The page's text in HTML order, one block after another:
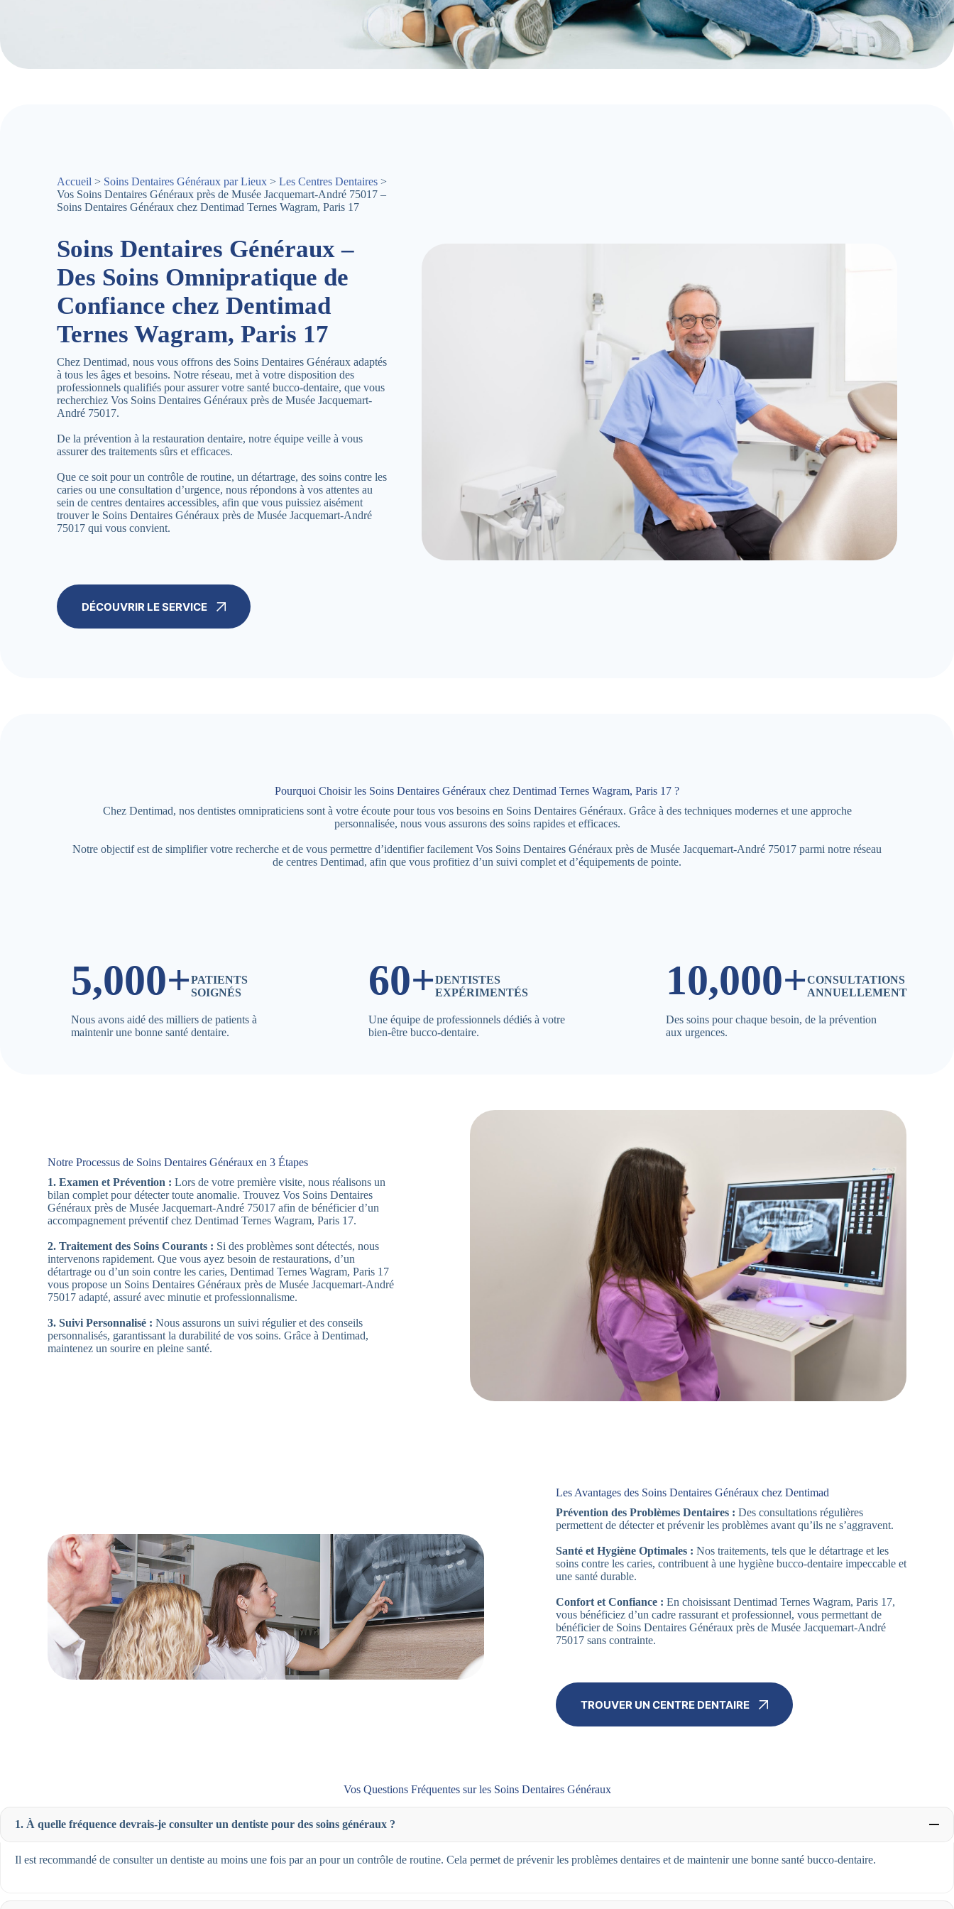
Accueil > Soins Dentaires Généraux par Lieux > Les Centres Dentaires >
Vos Soins Dentaires Généraux près de Musée Jacquemart-André 75017 –
Soins Dentaires Généraux chez Dentimad Ternes Wagram, Paris 17
Soins Dentaires Généraux –
Des Soins Omnipratique de
Confiance chez Dentimad
Ternes Wagram, Paris 17
Chez Dentimad, nous vous offrons des Soins Dentaires Généraux adaptés
à tous les âges et besoins. Notre réseau, met à votre disposition des
professionnels qualifiés pour assurer votre santé bucco-dentaire, que vous
recherchiez Vos Soins Dentaires Généraux près de Musée Jacquemart-
André 75017.
De la prévention à la restauration dentaire, notre équipe veille à vous
assurer des traitements sûrs et efficaces.
Que ce soit pour un contrôle de routine, un détartrage, des soins contre les
caries ou une consultation d’urgence, nous répondons à vos attentes au
sein de centres dentaires accessibles, afin que vous puissiez aisément
trouver le Soins Dentaires Généraux près de Musée Jacquemart-André
75017 qui vous convient.
DÉCOUVRIR LE SERVICE
Pourquoi Choisir les Soins Dentaires Généraux chez Dentimad Ternes Wagram, Paris 17 ?
Chez Dentimad, nos dentistes omnipraticiens sont à votre écoute pour tous vos besoins en Soins Dentaires Généraux. Grâce à des techniques modernes et une approche
personnalisée, nous vous assurons des soins rapides et efficaces.
Notre objectif est de simplifier votre recherche et de vous permettre d’identifier facilement Vos Soins Dentaires Généraux près de Musée Jacquemart-André 75017 parmi notre réseau
de centres Dentimad, afin que vous profitiez d’un suivi complet et d’équipements de pointe.
5,000+PATIENTS
SOIGNÉS
Nous avons aidé des milliers de patients à
maintenir une bonne santé dentaire.
60+DENTISTES
EXPÉRIMENTÉS
Une équipe de professionnels dédiés à votre
bien-être bucco-dentaire.
10,000+CONSULTATIONS
ANNUELLEMENT
Des soins pour chaque besoin, de la prévention
aux urgences.
Notre Processus de Soins Dentaires Généraux en 3 Étapes
1. Examen et Prévention : Lors de votre première visite, nous réalisons un
bilan complet pour détecter toute anomalie. Trouvez Vos Soins Dentaires
Généraux près de Musée Jacquemart-André 75017 afin de bénéficier d’un
accompagnement préventif chez Dentimad Ternes Wagram, Paris 17.
2. Traitement des Soins Courants : Si des problèmes sont détectés, nous
intervenons rapidement. Que vous ayez besoin de restaurations, d’un
détartrage ou d’un soin contre les caries, Dentimad Ternes Wagram, Paris 17
vous propose un Soins Dentaires Généraux près de Musée Jacquemart-André
75017 adapté, assuré avec minutie et professionnalisme.
3. Suivi Personnalisé : Nous assurons un suivi régulier et des conseils
personnalisés, garantissant la durabilité de vos soins. Grâce à Dentimad,
maintenez un sourire en pleine santé.
Les Avantages des Soins Dentaires Généraux chez Dentimad
Prévention des Problèmes Dentaires : Des consultations régulières
permettent de détecter et prévenir les problèmes avant qu’ils ne s’aggravent.
Santé et Hygiène Optimales : Nos traitements, tels que le détartrage et les
soins contre les caries, contribuent à une hygiène bucco-dentaire impeccable et
une santé durable.
Confort et Confiance : En choisissant Dentimad Ternes Wagram, Paris 17,
vous bénéficiez d’un cadre rassurant et professionnel, vous permettant de
bénéficier de Soins Dentaires Généraux près de Musée Jacquemart-André
75017 sans contrainte.
TROUVER UN CENTRE DENTAIRE
Vos Questions Fréquentes sur les Soins Dentaires Généraux
1. À quelle fréquence devrais-je consulter un dentiste pour des soins généraux ?
Il est recommandé de consulter un dentiste au moins une fois par an pour un contrôle de routine. Cela permet de prévenir les problèmes dentaires et de maintenir une bonne santé bucco-dentaire.